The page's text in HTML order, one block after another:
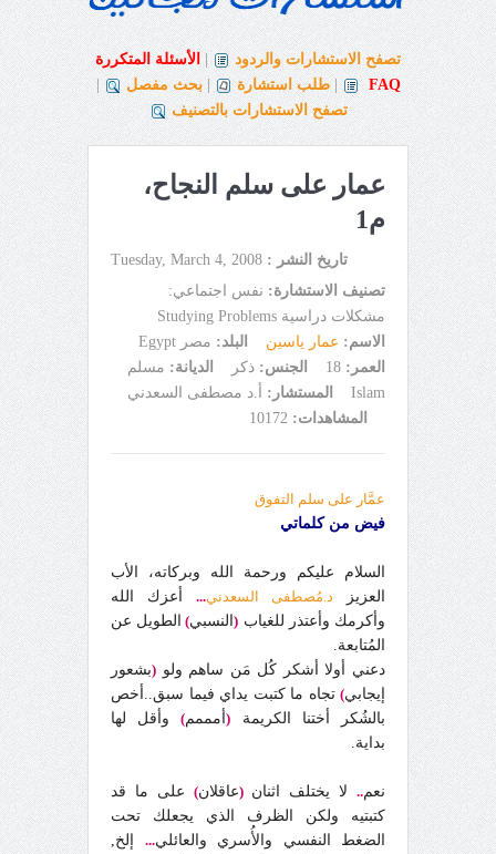
تصفح الاستشارات والردود
الأسئلة المتكررة
FAQ
طلب استشارة بحث مفصل
تصفح الاستشارات بالتصنيف
عمار على سلم النجاح،
م1
تاريخ النشر : Tuesday, March 4, 2008
تصنيف الاستشارة: نفس اجتماعي:
مشكلات دراسية Studying Problems
الاسم: عمار ياسين البلد: مصر Egypt
العمر: 18 الجنس: ذكر الديانة: مسلم
Islam
المستشار:
أ.د مصطفى السعدني
المشاهدات: 10172
عمَّار على سلم التفوق
فيض من كلماتي
السلام عليكم ورحمة الله وبركاته،
الأب
العزيز د.مُصطفى السعدني...
أعزك الله
وأكرمك وأعتذر للغياب (النسبي) الطويل عن
المُتابعة.
دعني أولا أشكر كُل مَن ساهم ولو (بشعور
إيجابي) تجاه ما كتبت يداي فيما سبق..أخص
بالشُكر أختنا الكريمة (أمممم)وأقل لها
بداية.
نعم..لا يختلف اثنان(عاقلان) على ما قد
كتبتيه ولكن الظرف الذي يجعلك تحت
الضغط النفسي والأُسري والعائلي... إلخ,